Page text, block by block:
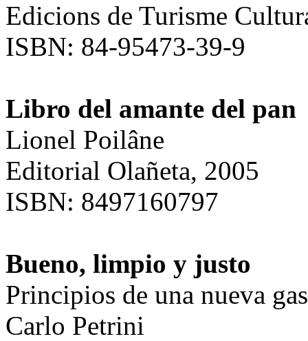
Edicions de Turisme
ISBN: 84-95473-39-9
Libro del amante del pan
Lionel Poilâne
Editorial Olañeta, 2005
ISBN: 8497160797
Bueno, limpio y justo
Principios de una nueva
Carlo Petrini